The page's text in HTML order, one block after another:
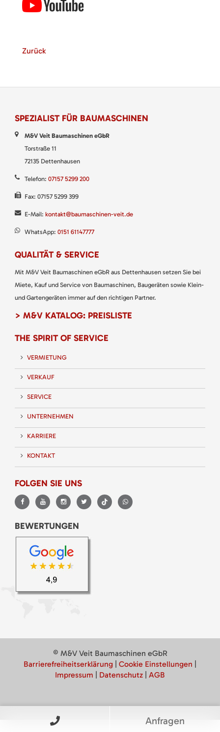
Zurück
SPEZIALIST FÜR BAUMASCHINEN
M&V Veit Baumaschinen eGbR
Torstraße 11
72135 Dettenhausen
Telefon: 07157 5299 200
Fax: 07157 5299 399
E-Mail: kontakt@baumaschinen-veit.de
WhatsApp: 0151 61147777
QUALITÄT & SERVICE
Mit M&V Veit Baumaschinen eGbR aus Dettenhausen setzen Sie bei
Miete, Kauf und Service von Baumaschinen, Baugeräten sowie Klein-
und Gartengeräten immer auf den richtigen Partner.
> M&V KATALOG: PREISLISTE
THE SPIRIT OF SERVICE
VERMIETUNG
VERKAUF
SERVICE
UNTERNEHMEN
KARRIERE
KONTAKT
FOLGEN SIE UNS
BEWERTUNGEN
© M&V Veit Baumaschinen eGbR
Barrierefreiheitserklärung
Cookie Einstellungen
Impressum
Datenschutz AGB
Anfragen